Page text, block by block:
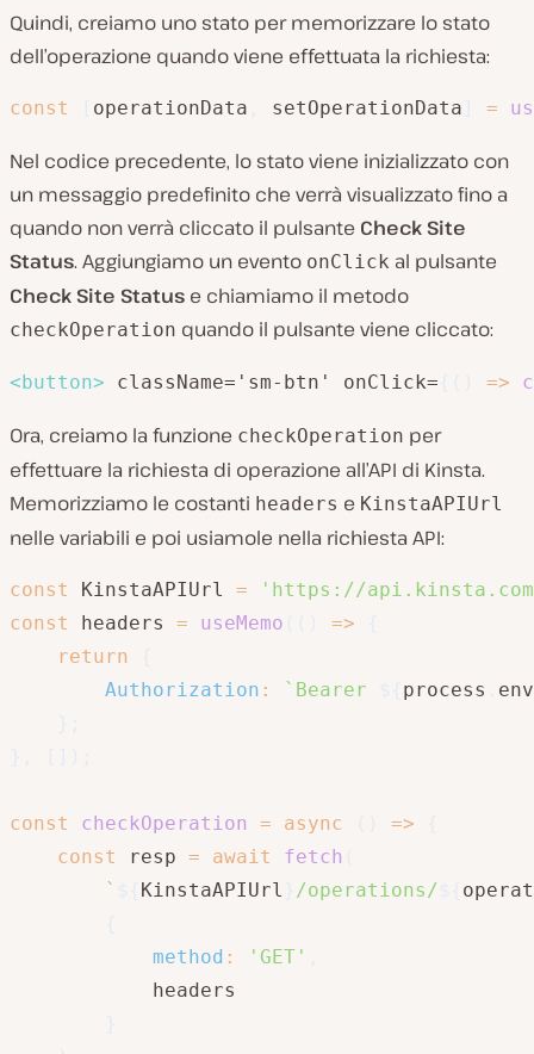
Quindi, creiamo uno stato per memorizzare lo stato
dell’operazione quando viene effettuata la richiesta:
const operationData setOperationData =
Nel codice precedente, lo stato viene inizializzato con
un messaggio predefinito che verrà visualizzato fino a
quando non verrà cliccato il pulsante Check Site
Status. Aggiungiamo un evento onClick al pulsante
Check Site Status e chiamiamo il metodo
checkOperation quando il pulsante viene cliccato:
<button> className='sm-btn' onClick= =>
Ora, creiamo la funzione checkOperation per
effettuare la richiesta di operazione all’API di Kinsta.
Memorizziamo le costanti headers e KinstaAPIUrl
nelle variabili e poi usiamole nella richiesta API:
const KinstaAPIUrl =
'https://
const
headers = useMemo =>
return
Authorization : ` Bearer process
env
const checkOperation = async =>
const
resp = await fetch
`
KinstaAPIUrl /operations/
method : 'GET'
            headers